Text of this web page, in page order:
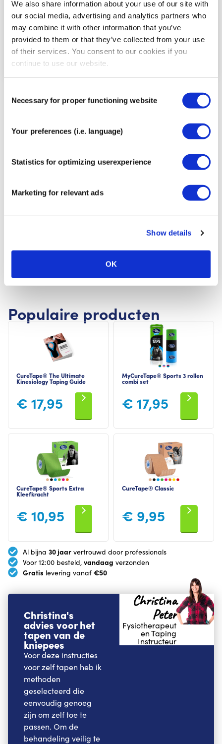
We also share information about your use of our site with
our social media, advertising and analytics partners who
may combine it with other information that you’ve
provided to them or that they’ve collected from your use
of their services. You consent to our cookies if you
continue to use our website.
Selection
Necessary for proper functioning website
Your preferences (i.e. language)
Statistics for optimizing userexperience
Marketing for relevant ads
Show details
OK
Plaats de basis van de strook ongeveer 10 cm
onder de knieschijf zonder rek.
(alsof u opstaat uit een stoel) en breng de tape met
volledige spanning aan over de pees en over de
Zodra je de bovenrand van de knieschijf bereikt,
langzaam terwijl je de tape met lichte rek omhoog
langs het bovenbeen leidt.
Direct na het aanleggen kan het voelen alsof je knie niet
helemaal kan buigen. Meestal verdwijnt dat strakke
gevoel na een korte gewenningsperiode.
Populaire producten
CureTape® The Ultimate
Kinesiology Taping Guide
€ 17,95
MyCureTape® Sports 3 rollen
combi set
€ 17,95
CureTape® Sports Extra
Kleefkracht
€ 10,95
CureTape® Classic
€ 9,95
Al bijna 30 jaar vertrouwd door professionals
Voor 12:00 besteld, vandaag verzonden
Gratis levering vanaf €50
Christina's
advies voor het
tapen van de
kniepees
Voor deze instructies
voor zelf tapen heb ik
methoden
geselecteerd die
eenvoudig genoeg
zijn om zelf toe te
passen. Om de
behandeling veilig te
Christina
Peter
Fysiotherapeut
en Taping
Instructeur